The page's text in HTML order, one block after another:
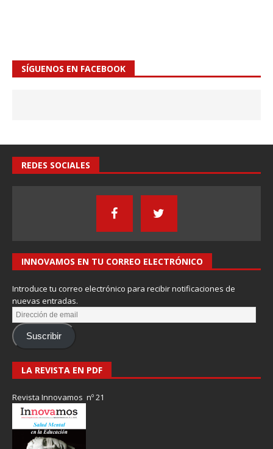
SÍGUENOS EN FACEBOOK
REDES SOCIALES
INNOVAMOS EN TU CORREO ELECTRÓNICO
Introduce tu correo electrónico para recibir notificaciones de
nuevas entradas.
Suscribir
LA REVISTA EN PDF
Revista Innovamos nº 21